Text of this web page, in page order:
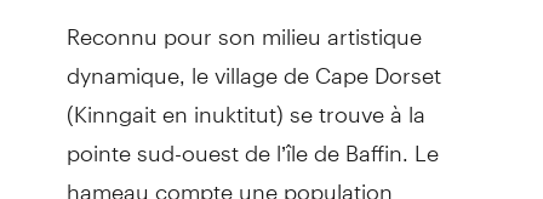
Reconnu pour son milieu artistique
dynamique, le village de Cape Dorset
(Kinngait en inuktitut) se trouve à la
pointe sud-ouest de l’île de Baffin. Le
hameau compte une population